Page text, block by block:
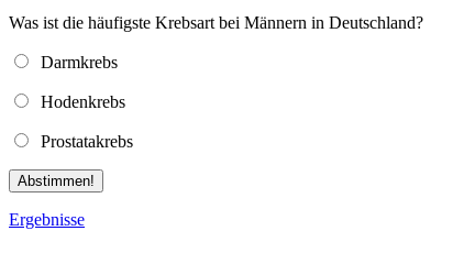
Was ist die häufigste Krebsart bei Männern in Deutschland?
Darmkrebs
Hodenkrebs
Prostatakrebs
Abstimmen!
Ergebnisse